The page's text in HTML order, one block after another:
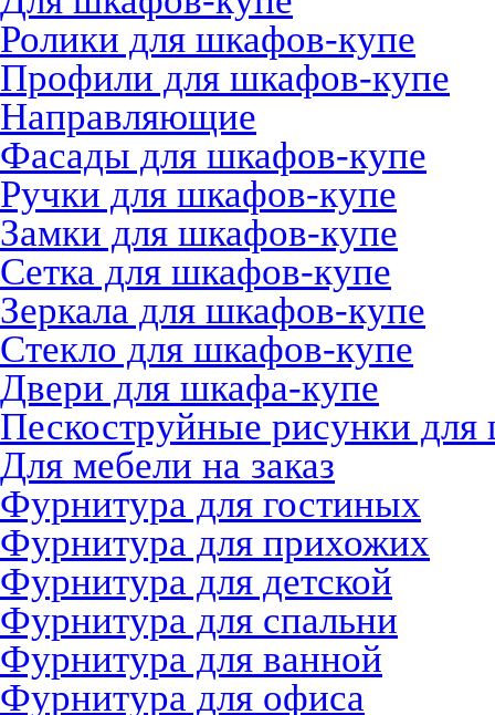
Ролики для шкафов-купе
Профили для шкафов-купе
Направляющие
Фасады для шкафов-купе
Ручки для шкафов-купе
Замки для шкафов-купе
Сетка для шкафов-купе
Зеркала для шкафов-купе
Стекло для шкафов-купе
Двери для шкафа-купе
Пескоструйные рисунки
Для мебели на заказ
Фурнитура для гостиных
Фурнитура для прихожих
Фурнитура для детской
Фурнитура для спальни
Фурнитура для ванной
Фурнитура для офиса